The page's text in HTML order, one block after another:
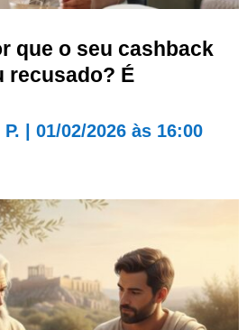
que o seu cashback
recusado? É
01/02/2026 às 16:00